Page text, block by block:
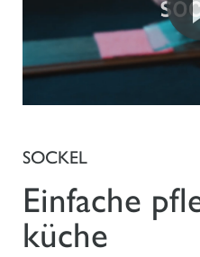
SOCKEL
Einfache
küche